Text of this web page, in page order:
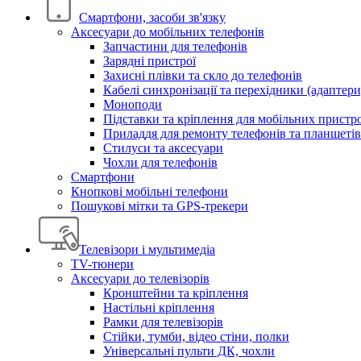
Смартфони, засоби зв'язку
Аксесуари до мобільних телефонів
Запчастини для телефонів
Зарядні пристрої
Захисні плівки та скло до телефонів
Кабелі синхронізації та перехідники
Моноподи
Підставки та кріплення для мобільних
Приладдя для ремонту телефонів та планшетів
Стилуси та аксесуари
Чохли для телефонів
Смартфони
Кнопкові мобільні телефони
Пошукові мітки та GPS-трекери
Телевізори і мультимедіа
TV-тюнери
Аксесуари до телевізорів
Кронштейни та кріплення
Настільні кріплення
Рамки для телевізорів
Стійки, тумби, відео стіни, полки
Універсальні пульти ДК, чохли